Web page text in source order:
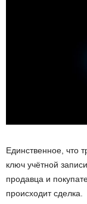
Единственное, что
ключ учётной
продавца и
происходит сделка.